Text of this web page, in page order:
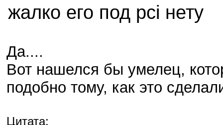
жалко его под pci нету
Да....
Вот нашелся бы умелец,
подобно тому, как это
Цитата: